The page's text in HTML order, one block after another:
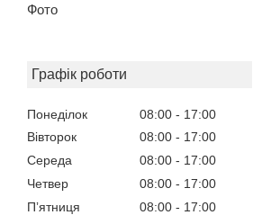
Фото
Графік роботи
Понеділок 08:00
17:00
Вівторок
08:00
17:00
Середа
08:00
17:00
Четвер
08:00
17:00
Пʼятниця
08:00
17:00